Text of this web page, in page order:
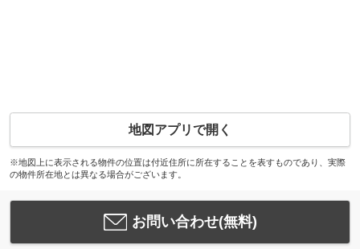
地図アプリで開く
※地図上に表示される物件の位置は付近住所に所在することを表すものであり、実際
の物件所在地とは異なる場合がございます。
お問い合わせ(無料)